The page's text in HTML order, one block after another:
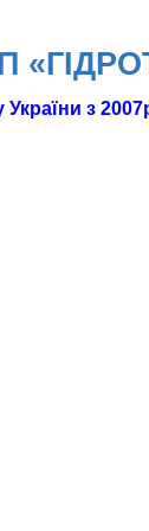
України з